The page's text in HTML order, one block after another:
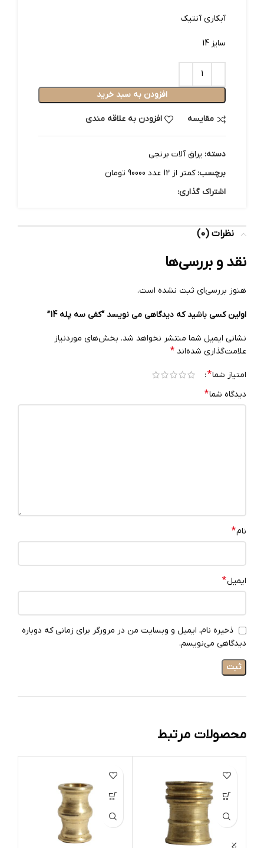
آبکاری آنتیک
سایز 14
افزودن به سبد خرید
مقایسه افزودن به علاقه مندی
دسته: یراق آلات برنجی
برچسب: کمتر از 12 عدد 90000 تومان
اشتراک گذاری:
نظرات (0)
نقد و بررسی‌ها
هنوز بررسی‌ای ثبت نشده است.
اولین کسی باشید که دیدگاهی می نویسد “کفی سه پله 14”
نشانی ایمیل شما منتشر نخواهد شد. بخش‌های موردنیاز
علامت‌گذاری شده‌اند *
امتیاز شما*
دیدگاه شما*
نام*
ایمیل*
ذخیره نام، ایمیل و وبسایت من در مرورگر برای زمانی که دوباره
دیدگاهی می‌نویسم.
محصولات مرتبط